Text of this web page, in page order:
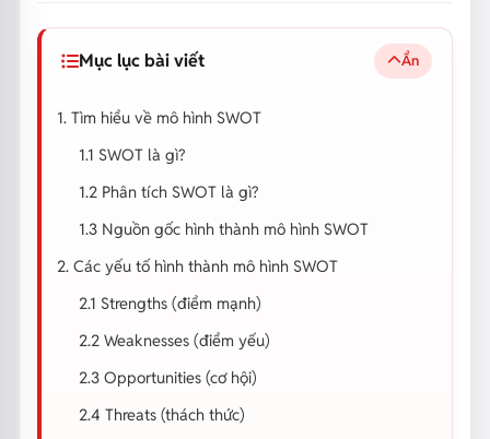
Mục lục bài viết Ẩn
1. Tìm hiểu về mô hình SWOT
1.1 SWOT là gì?
1.2 Phân tích SWOT là gì?
1.3 Nguồn gốc hình thành mô hình SWOT
2. Các yếu tố hình thành mô hình SWOT
2.1 Strengths (điểm mạnh)
2.2 Weaknesses (điểm yếu)
2.3 Opportunities (cơ hội)
2.4 Threats (thách thức)